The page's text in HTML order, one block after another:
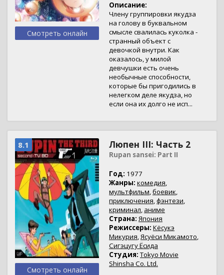
Смотреть онлайн
Описание:
Члену группировки якудза
на голову в буквальном
смысле свалилась куколка -
странный объект с
девочкой внутри. Как
оказалось, у милой
девчушки есть очень
необычные способности,
которые бы пригодились в
нелегком деле якудза, но
если она их долго не исп...
8.1
Смотреть онлайн
Люпен III: Часть 2
Rupan sansei: Part II
Год: 1977
Жанры: комедия,
мультфильм,боевик,
приключения,фэнтези,
криминал, аниме
Страна: Япония
Режиссеры: Кёсукэ
Микурия,Ясуёси Микамото,
Сигэцугу Ёсида
Студия: Tokyo Movie
Shinsha Co. Ltd.